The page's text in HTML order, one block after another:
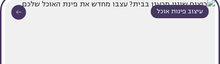
עיצוב פינות אוכל